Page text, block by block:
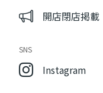
開店閉店掲載
SNS
Instagram